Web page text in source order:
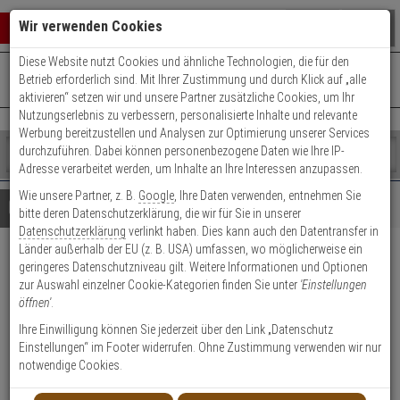
Warenkorb schließen
0 ARTIKEL IM WARENKORB
Ihr Warenkorb ist momentan leer.
Ergebnisse ()
Fertig
Shop
durchsuchen
Bitte
geben
Sie
mindestens
Zeichen
ein,
um
Suche
Es
wurde
noch
Kategorien
Suche
gestartet
+49 (0)821 899 493-0Mo. - Do.: 8:00 - 16:30 | Fr.: 8:00 - 14:00 Uhr
Kontaktservice nutzen
Details Beratung
ABUS Steuergerät SG Vario
Aufputz
Produktmerkmale
Datenblatt drucken
Wir verwenden Cookies
Diese Website nutzt Cookies und ähnliche Technologien, die für den
Betrieb erforderlich sind. Mit Ihrer Zustimmung und durch Klick auf „alle
aktivieren“ setzen wir und unsere Partner zusätzliche Cookies, um Ihr
Nutzungserlebnis zu verbessern, personalisierte Inhalte und relevante
Werbung bereitzustellen und Analysen zur Optimierung unserer Services
durchzuführen. Dabei können personenbezogene Daten wie Ihre IP-
Adresse verarbeitet werden, um Inhalte an Ihre Interessen anzupassen.
Wie unsere Partner, z. B. Google , Ihre Daten verwenden, entnehmen Sie
bitte deren Datenschutzerklärung, die wir für Sie in unserer
Datenschutzerklärung verlinkt haben. Dies kann auch den Datentransfer in
Länder außerhalb der EU (z. B. USA) umfassen, wo möglicherweise ein
geringeres Datenschutzniveau gilt. Weitere Informationen und Optionen
zur Auswahl einzelner Cookie-Kategorien finden Sie unter 'Einstellungen
öffnen'.
Ihre Einwilligung können Sie jederzeit über den Link „Datenschutz
Einstellungen“ im Footer widerrufen. Ohne Zustimmung verwenden wir nur
notwendige Cookies.